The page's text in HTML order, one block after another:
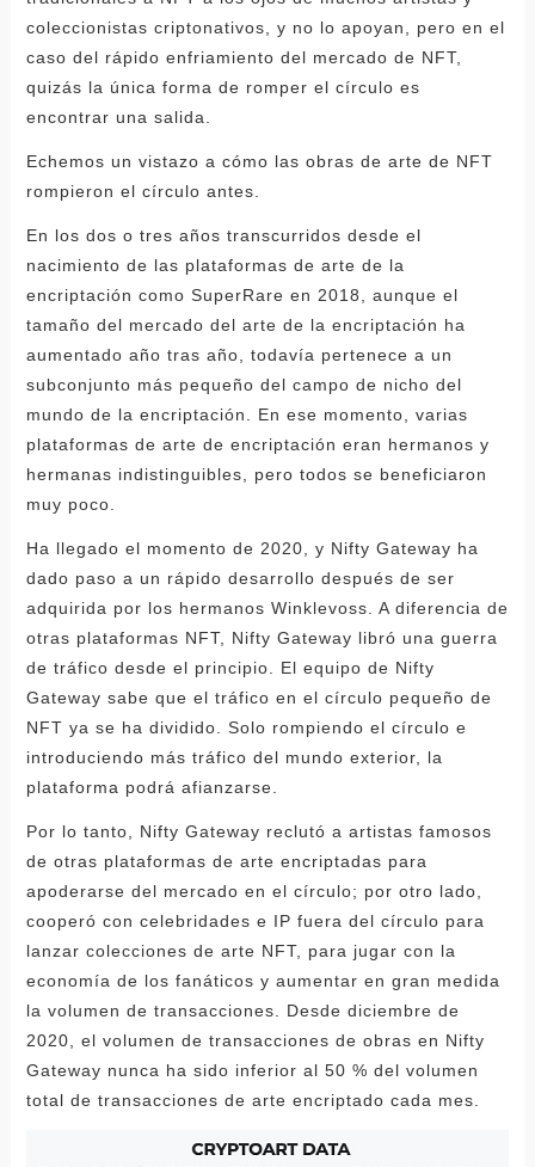
coleccionistas criptonativos, y no lo apoyan, pero en el
caso del rápido enfriamiento del mercado de NFT,
quizás la única forma de romper el círculo es
encontrar una salida.
Echemos un vistazo a cómo las obras de arte de NFT
rompieron el círculo antes.
En los dos o tres años transcurridos desde el
nacimiento de las plataformas de arte de la
encriptación como SuperRare en 2018, aunque el
tamaño del mercado del arte de la encriptación ha
aumentado año tras año, todavía pertenece a un
subconjunto más pequeño del campo de nicho del
mundo de la encriptación. En ese momento, varias
plataformas de arte de encriptación eran hermanos y
hermanas indistinguibles, pero todos se beneficiaron
muy poco.
Ha llegado el momento de 2020, y Nifty Gateway ha
dado paso a un rápido desarrollo después de ser
adquirida por los hermanos Winklevoss. A diferencia de
otras plataformas NFT, Nifty Gateway libró una guerra
de tráfico desde el principio. El equipo de Nifty
Gateway sabe que el tráfico en el círculo pequeño de
NFT ya se ha dividido. Solo rompiendo el círculo e
introduciendo más tráfico del mundo exterior, la
plataforma podrá afianzarse.
Por lo tanto, Nifty Gateway reclutó a artistas famosos
de otras plataformas de arte encriptadas para
apoderarse del mercado en el círculo; por otro lado,
cooperó con celebridades e IP fuera del círculo para
lanzar colecciones de arte NFT, para jugar con la
economía de los fanáticos y aumentar en gran medida
la volumen de transacciones. Desde diciembre de
2020, el volumen de transacciones de obras en Nifty
Gateway nunca ha sido inferior al 50 % del volumen
total de transacciones de arte encriptado cada mes.